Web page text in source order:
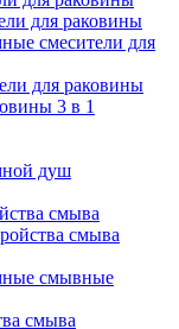
для раковины
смесители для
для раковины
3 в 1
душ
смыва
смыва
смывные
смыва